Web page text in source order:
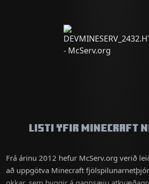
Listi yfir Minecraft
Frá árinu 2012 hefur McServ.org verið
að uppgötva Minecraft